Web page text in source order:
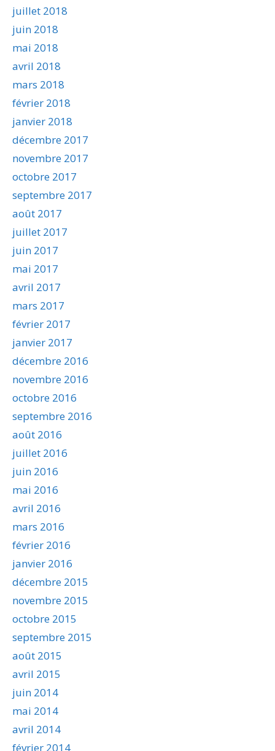
juillet 2018
juin 2018
mai 2018
avril 2018
mars 2018
février 2018
janvier 2018
décembre 2017
novembre 2017
octobre 2017
septembre 2017
août 2017
juillet 2017
juin 2017
mai 2017
avril 2017
mars 2017
février 2017
janvier 2017
décembre 2016
novembre 2016
octobre 2016
septembre 2016
août 2016
juillet 2016
juin 2016
mai 2016
avril 2016
mars 2016
février 2016
janvier 2016
décembre 2015
novembre 2015
octobre 2015
septembre 2015
août 2015
avril 2015
juin 2014
mai 2014
avril 2014
février 2014